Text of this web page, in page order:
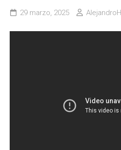
29 marzo, 2025